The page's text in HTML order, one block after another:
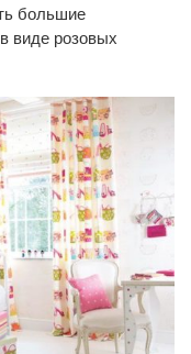
большие
виде розовых